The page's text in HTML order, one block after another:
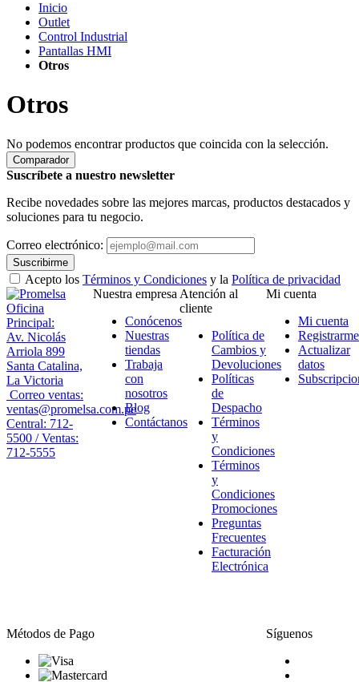
Inicio
Outlet
Control Industrial
Pantallas HMI
Otros
Otros
No podemos encontrar productos que coincida con la selección.
Comparador
Suscríbete a nuestro newsletter
Recibe novedades sobre las mejores marcas, productos destacados y
soluciones para tu negocio.
Correo electrónico:
Suscribirme
Acepto los Términos y Condiciones y la Política de privacidad
Oficina
Principal:
Av. Nicolás
Arriola 899
Santa Catalina,
La Victoria
Correo ventas:
ventas@promelsa.com.pe
Central: 712-
5500 / Ventas:
712-5555
Nuestra empresa
Conócenos
Nuestras
tiendas
Trabaja
con
nosotros
Blog
Contáctanos
Atención al
cliente
Política de
Cambios y
Devoluciones
Políticas
de
Despacho
Términos
y
Condiciones
Términos
y
Condiciones
Promociones
Preguntas
Frecuentes
Facturación
Electrónica
Mi cuenta
Mi cuenta
Registrarme
Actualizar
datos
Métodos de Pago Síguenos